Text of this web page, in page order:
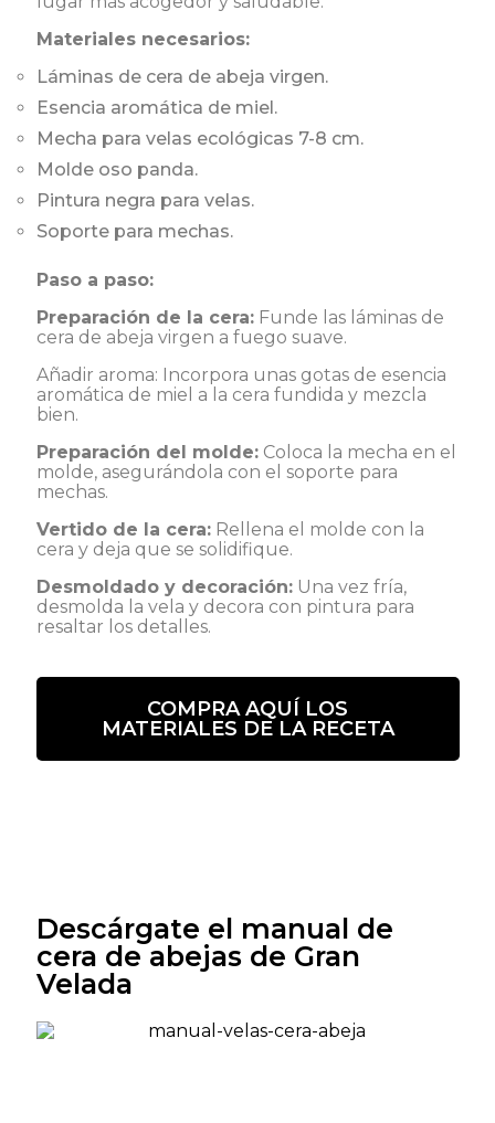
Materiales necesarios:
Láminas de cera de abeja virgen.
Esencia aromática de miel.
Mecha para velas ecológicas 7-8 cm.
Molde oso panda.
Pintura negra para velas.
Soporte para mechas.
Paso a paso:
Preparación de la cera:Funde las láminas de
cera de abeja virgen a fuego suave.
Añadir aroma: Incorpora unas gotas de esencia
aromática de miel a la cera fundida y mezcla
bien.
Preparación del molde:Coloca la mecha en el
molde, asegurándola con el soporte para
mechas.
Vertido de la cera:Rellena el molde con la
cera y deja que se solidifique.
Desmoldado y decoración:Una vez fría,
desmolda la vela y decora con pintura para
resaltar los detalles.
COMPRA AQUÍ LOS
MATERIALES DE LA RECETA
Descárgate el manual de
cera de abejas de Gran
Velada